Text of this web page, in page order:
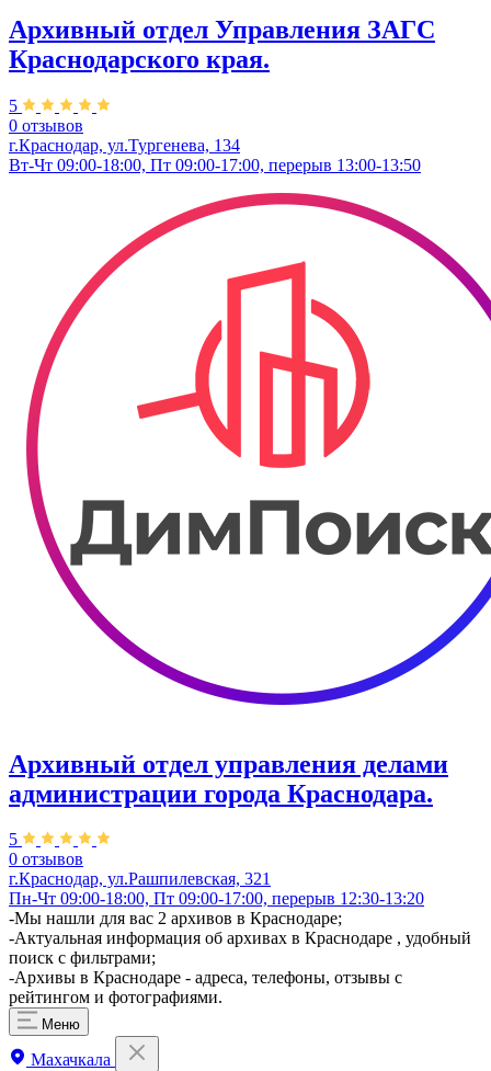
Архивный отдел Управления ЗАГС
Краснодарского края.
5
0 отзывов
г.Краснодар, ул.Тургенева, 134
Вт-Чт 09:00-18:00, Пт 09:00-17:00, перерыв 13:00-13:50
Архивный отдел управления делами
администрации города Краснодара.
5
0 отзывов
г.Краснодар, ул.Рашпилевская, 321
Пн-Чт 09:00-18:00, Пт 09:00-17:00, перерыв 12:30-13:20
-Мы нашли для вас 2 архивов в Краснодаре;
-Актуальная информация об архивах в Краснодаре , удобный
поиск с фильтрами;
-Архивы в Краснодаре - адреса, телефоны, отзывы с
рейтингом и фотографиями.
Меню
Махачкала